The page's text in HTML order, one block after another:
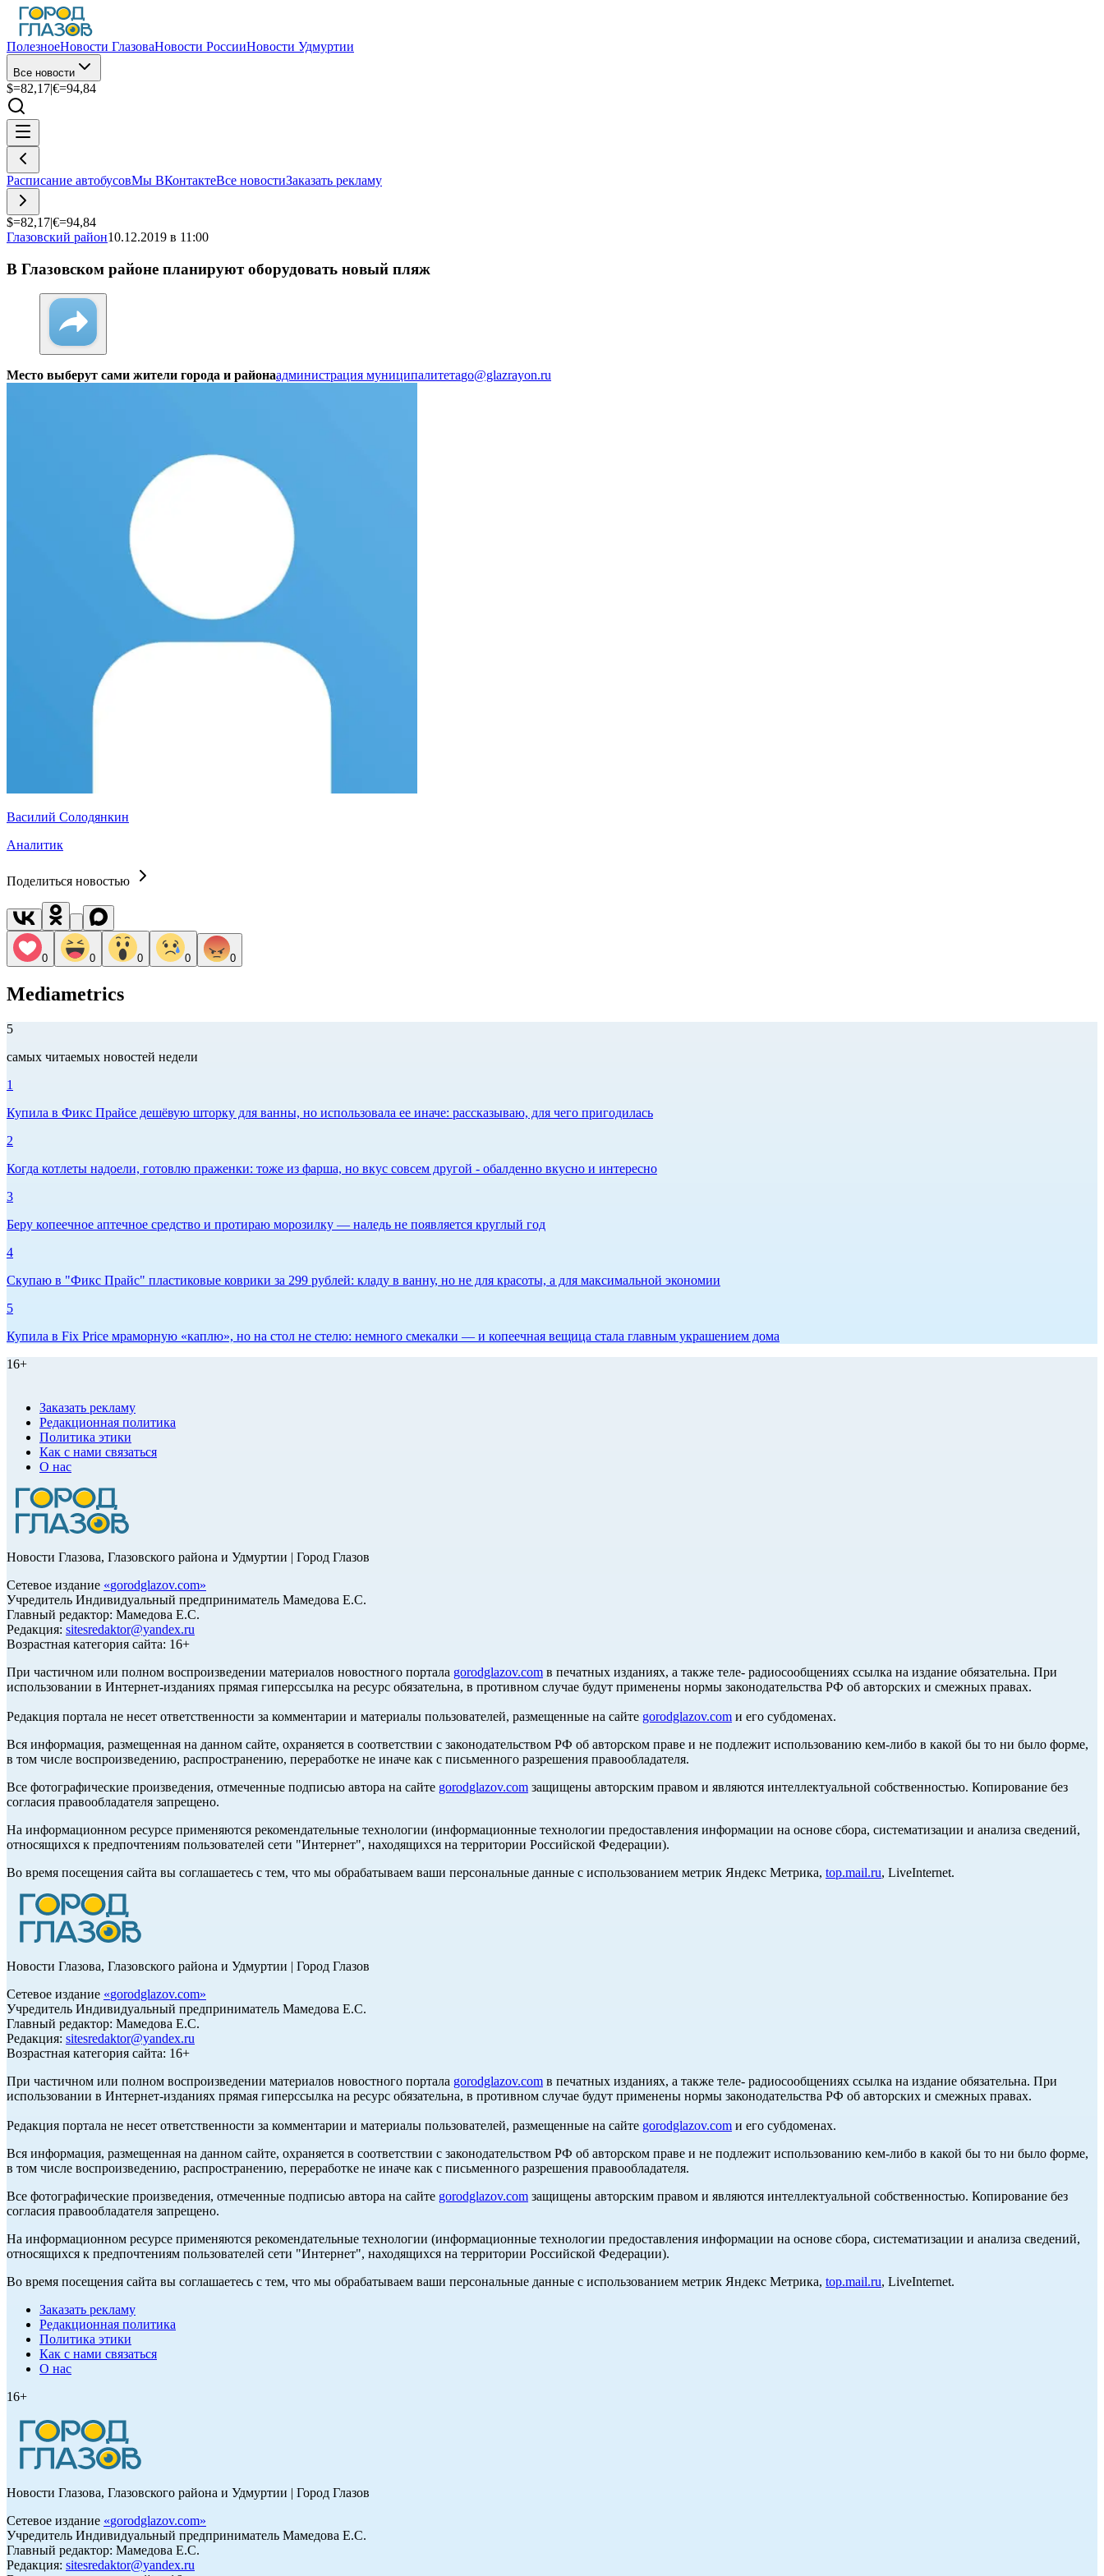
ПолезноеНовости ГлазоваНовости РоссииНовости Удмуртии
Все новости
$=82,17|€=94,84
Расписание автобусовМы ВКонтактеВсе новостиЗаказать рекламу
$=82,17|€=94,84
Глазовский район10.12.2019 в 11:00
В Глазовском районе планируют оборудовать новый пляж
Место выберут сами жители города и районаадминистрация муниципалитетаgo@glazrayon.ru
Василий Солодянкин
Аналитик
Поделиться новостью
0 0 0 0 0
Mediametrics
5
самых читаемых новостей недели
1
Купила в Фикс Прайсе дешёвую шторку для ванны, но использовала ее иначе: рассказываю, для чего пригодилась
2
Когда котлеты надоели, готовлю праженки: тоже из фарша, но вкус совсем другой - обалденно вкусно и интересно
3
Беру копеечное аптечное средство и протираю морозилку — наледь не появляется круглый год
4
Скупаю в "Фикс Прайс" пластиковые коврики за 299 рублей: кладу в ванну, но не для красоты, а для максимальной экономии
5
Купила в Fix Price мраморную «каплю», но на стол не стелю: немного смекалки — и копеечная вещица стала главным украшением дома
16+
Заказать рекламу
Редакционная политика
Политика этики
Как с нами связаться
О нас
Новости Глазова, Глазовского района и Удмуртии | Город Глазов
Сетевое издание «gorodglazov.com»
Учредитель Индивидуальный предприниматель Мамедова Е.С.
Главный редактор: Мамедова Е.С.
Редакция: sitesredaktor@yandex.ru
Возрастная категория сайта: 16+
При частичном или полном воспроизведении материалов новостного портала gorodglazov.com в печатных изданиях, а также теле- радиосообщениях ссылка на издание обязательна. При
использовании в Интернет-изданиях прямая гиперссылка на ресурс обязательна, в противном случае будут применены нормы законодательства РФ об авторских и смежных правах.
Редакция портала не несет ответственности за комментарии и материалы пользователей, размещенные на сайте gorodglazov.com и его субдоменах.
Вся информация, размещенная на данном сайте, охраняется в соответствии с законодательством РФ об авторском праве и не подлежит использованию кем-либо в какой бы то ни было форме,
в том числе воспроизведению, распространению, переработке не иначе как с письменного разрешения правообладателя.
Все фотографические произведения, отмеченные подписью автора на сайте gorodglazov.com защищены авторским правом и являются интеллектуальной собственностью. Копирование без
согласия правообладателя запрещено.
На информационном ресурсе применяются рекомендательные технологии (информационные технологии предоставления информации на основе сбора, систематизации и анализа сведений,
относящихся к предпочтениям пользователей сети "Интернет", находящихся на территории Российской Федерации).
Во время посещения сайта вы соглашаетесь с тем, что мы обрабатываем ваши персональные данные с использованием метрик Яндекс Метрика, top.mail.ru, LiveInternet.
Новости Глазова, Глазовского района и Удмуртии | Город Глазов
Сетевое издание «gorodglazov.com»
Учредитель Индивидуальный предприниматель Мамедова Е.С.
Главный редактор: Мамедова Е.С.
Редакция: sitesredaktor@yandex.ru
Возрастная категория сайта: 16+
При частичном или полном воспроизведении материалов новостного портала gorodglazov.com в печатных изданиях, а также теле- радиосообщениях ссылка на издание обязательна. При
использовании в Интернет-изданиях прямая гиперссылка на ресурс обязательна, в противном случае будут применены нормы законодательства РФ об авторских и смежных правах.
Редакция портала не несет ответственности за комментарии и материалы пользователей, размещенные на сайте gorodglazov.com и его субдоменах.
Вся информация, размещенная на данном сайте, охраняется в соответствии с законодательством РФ об авторском праве и не подлежит использованию кем-либо в какой бы то ни было форме,
в том числе воспроизведению, распространению, переработке не иначе как с письменного разрешения правообладателя.
Все фотографические произведения, отмеченные подписью автора на сайте gorodglazov.com защищены авторским правом и являются интеллектуальной собственностью. Копирование без
согласия правообладателя запрещено.
На информационном ресурсе применяются рекомендательные технологии (информационные технологии предоставления информации на основе сбора, систематизации и анализа сведений,
относящихся к предпочтениям пользователей сети "Интернет", находящихся на территории Российской Федерации).
Во время посещения сайта вы соглашаетесь с тем, что мы обрабатываем ваши персональные данные с использованием метрик Яндекс Метрика, top.mail.ru, LiveInternet.
Заказать рекламу
Редакционная политика
Политика этики
Как с нами связаться
О нас
16+
Новости Глазова, Глазовского района и Удмуртии | Город Глазов
Сетевое издание «gorodglazov.com»
Учредитель Индивидуальный предприниматель Мамедова Е.С.
Главный редактор: Мамедова Е.С.
Редакция: sitesredaktor@yandex.ru